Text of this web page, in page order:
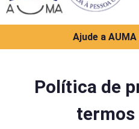
Ajude a
Política de
termos